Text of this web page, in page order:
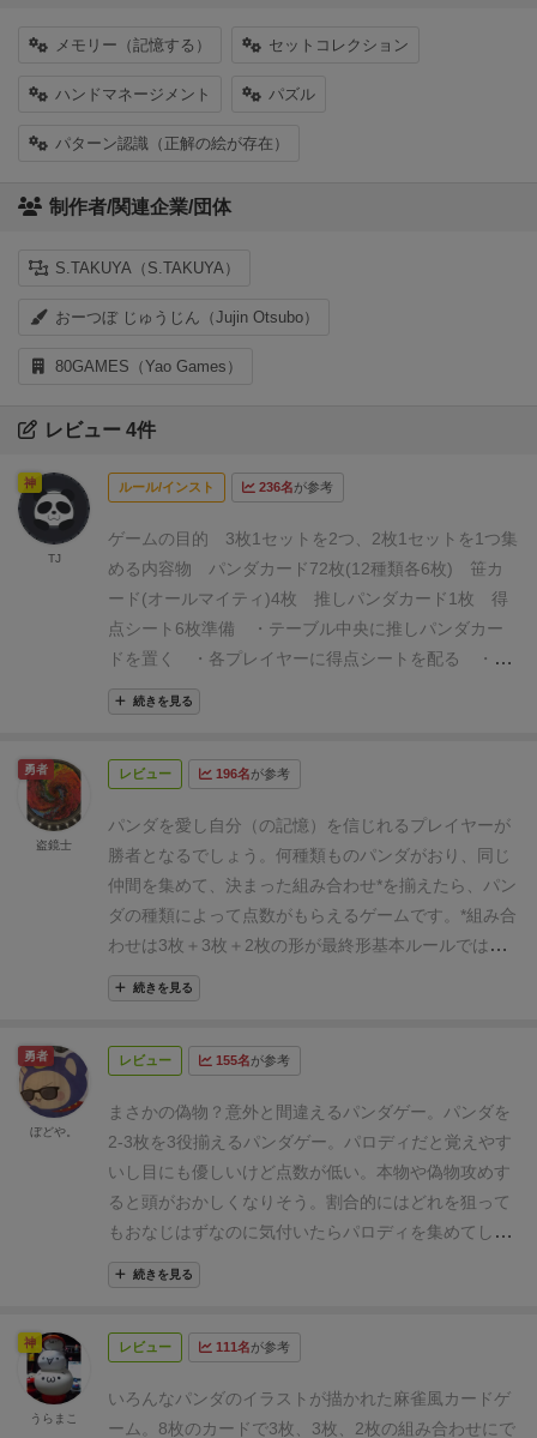
メモリー（記憶する） セットコレクション
ハンドマネージメント パズル
パターン認識（正解の絵が存在）
制作者/関連企業/団体
S.TAKUYA（S.TAKUYA）
おーつぼ じゅうじん（Jujin Otsubo）
80GAMES（Yao Games）
レビュー 4件
ルール/インスト 236名が参考
ゲームの目的 3枚1セットを2つ、2枚1セットを1つ集
める内容物 パンダカード72枚(12種類各6枚) 笹カ
ード(オールマイティ)4枚
推しパンダカード1枚
得
点シート6枚準備 ・テーブル中央に推しパンダカー
ドを置く
・各プレイヤーに得点シートを配る
・最
近パンダを見たプレイヤーがスタートプレイヤーにな
るラウンドの流れ
ード72枚と笹カード4枚を混ぜてシャッフルして、各
ンダカードの横に置いて山札にして、1枚めくり推し
パンダカードの上に置く(麻雀のドラ)
2.ゲームスター
ト 自分の手番になったら、山札から1枚引いて、い
らないカードを1枚自分の前に表向きに出す 2枚目以
降は捨札を重ねて出す あと1枚で上がりの状態にな
ったら「リーチ」を宣言する
したプレイヤーは手札を伏せて置く
るまで、手札を入れ替えたりカードを確認することは
できない※天和、地和はありで10点獲得する山札
から上がりカードを引くと「パンダジャン」を宣言で
きる
または、相手の捨札に上がりカードがあると、
山札からカードを引く前に「パンダジャン」を宣言で
きる「パンダジャン」は自分の手番時のみ宣言が可
能「パンダジャン」と宣言したら手札を公開する
間違っていた場合、上がり宣言したプレイヤー以外全
山札がなくなったらラウンド終了になる
が合計15点以上獲得したら、そのプレイヤーの勝ちで
続きを見る
神
TJ
レビュー 196名が参考
パンダを愛し自分（の記憶）を信じれるプレイヤーが
勝者となるでしょう。 何種類ものパンダがおり、同じ
仲間を集めて、決まった組み合わせ*を揃えたら、パン
ダの種類によって点数がもらえるゲームです。*組み合
わせは3枚＋3枚＋2枚の形が最終形基本ルールでは規
定の点数を誰かが超えるまで繰り返します。
注意点があります。
近で捨てたもののみ見える）
ずリーチを宣言し、手札を伏せること※初手あがり
（天和/地和）除く
④リーチしたあとあがりを宣言でき
るのは、自分のターンが来たときのみで、誰かの捨て
札の1番上にある場合か、山札から自分で引いた場合
であること ⑤あがりを宣言した際、組み合わせができ
ていない場合、あがり宣言したプレイヤー以外に点が
になります！「しっぽ白」など一部分だけで記憶して
いると痛い目にあいます笑。かといって覚えやすいパ
ンダは得点が低いのでバランスも大事です。 パンダを
よく観察し、自分のあがりパンダを記憶し、正確に見
続きを見る
勇者
盗鏡士
レビュー 155名が参考
まさかの偽物？意外と間違えるパンダゲー。 パンダを
2-3枚を3役揃えるパンダゲー。 パロディだと覚えやす
いし目にも優しいけど点数が低い。 本物や偽物攻めす
ると頭がおかしくなりそう。割合的にはどれを狙って
もおなじはずなのに気付いたらパロディを集めてしま
っている不思議。
と記憶力が試される。リーチをするともう見てはいけ
てしまうことも。そしてこのゲームの醍醐味は数回連
続きを見る
勇者
ぼどや。
レビュー 111名が参考
いろんなパンダのイラストが描かれた麻雀風カードゲ
ーム。 8枚のカードで3枚、3枚、2枚の組み合わせにで
神
うらまこ